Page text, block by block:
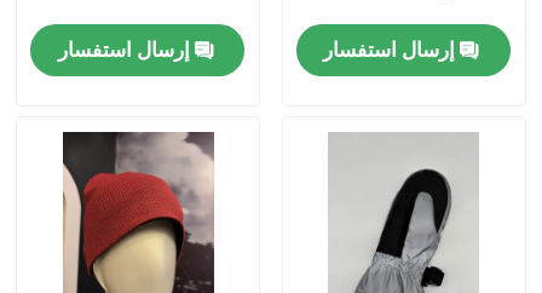
المنتجات
حول بنا
إرسال استفسار إرسال استفسار